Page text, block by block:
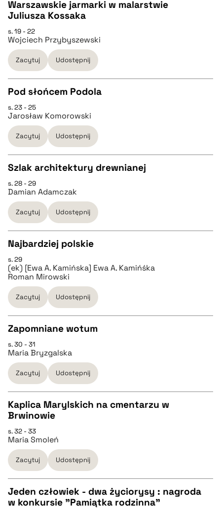
BIBTEX
pobierz cytat
pobierz cytat
BIBTEX
pobierz cytat
Warszawskie jarmarki w malarstwie
Juliusza Kossaka
s. 19 - 22
Wojciech Przybyszewski
Zacytuj Udostępnij
CZYSTY TEKST
pobierz cytat
BIBTEX
pobierz cytat
Pod słońcem Podola
s. 23 - 25
Jarosław Komorowski
Zacytuj Udostępnij
CZYSTY TEKST
pobierz cytat
BIBTEX
pobierz cytat
Szlak architektury drewnianej
s. 28 - 29
Damian Adamczak
Zacytuj Udostępnij
CZYSTY TEKST
pobierz cytat
pobierz cytat
Najbardziej polskie
s. 29
(ek) [Ewa A. Kamińska] Ewa A. Kamińśka
Roman Mirowski
Zacytuj Udostępnij
CZYSTY TEKST
pobierz cytat
BIBTEX
pobierz cytat
Zapomniane wotum
s. 30 - 31
Maria Bryzgalska
Zacytuj Udostępnij
pobierz cytat
BIBTEX
Kaplica Marylskich na cmentarzu w
Brwinowie
s. 32 - 33
Maria Smoleń
Zacytuj Udostępnij
Jeden człowiek - dwa życiorysy : nagroda
w konkursie "Pamiątka rodzinna"